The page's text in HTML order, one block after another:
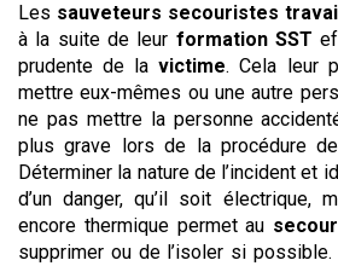
Les sauveteurs secouristes travail
à la suite de leur formation SST
prudente de lavictime. Cela leur
mettre eux-mêmes ou une autre
ne pas mettre la personne
plus grave lors de la procédure de
Déterminer la nature de l’incident et
d’un danger, qu’il soit électrique,
encore thermique permet au
supprimer ou de l’isoler si